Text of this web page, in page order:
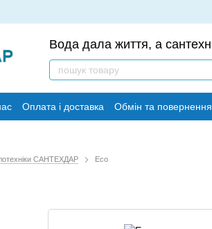
Вода дала життя, а
Оплата і доставка Обмін та повернення
САНТЕХДАР Eco